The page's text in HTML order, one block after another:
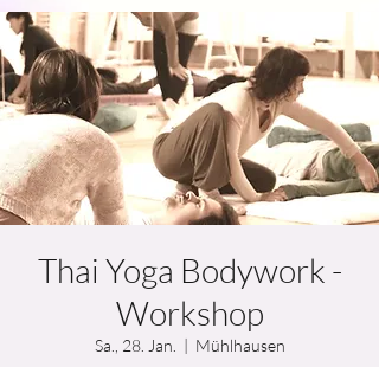
Thai Yoga Bodywork -
Workshop
Sa., 28. Jan.
  |
Mühlhausen